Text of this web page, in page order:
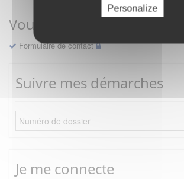
Personalize
Vous avez une question ?
Formulaire de contact
Suivre mes démarches
Je me connecte